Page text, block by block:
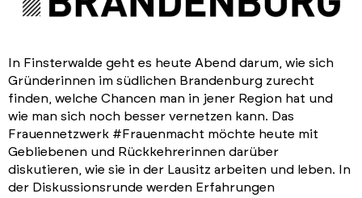
In Finsterwalde geht es heute Abend darum, wie sich
Gründerinnen im südlichen Brandenburg zurecht
finden, welche Chancen man in jener Region hat und
wie man sich noch besser vernetzen kann. Das
Frauennetzwerk #Frauenmacht möchte heute mit
Gebliebenen und Rückkehrerinnen darüber
diskutieren, wie sie in der Lausitz arbeiten und leben. In
der Diskussionsrunde werden Erfahrungen